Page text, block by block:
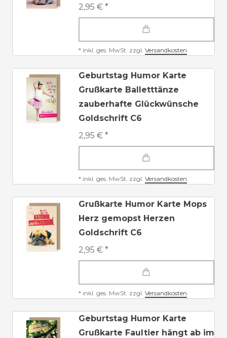
2,95 € *
* inkl. ges. MwSt. zzgl. Versandkosten
Geburtstag Humor Karte
Grußkarte Balletttänze
zauberhafte Glückwünsche
Goldschrift C6
2,95 € *
* inkl. ges. MwSt. zzgl. Versandkosten
Grußkarte Humor Karte Mops
Herz gemopst Herzen
Goldschrift C6
2,95 € *
* inkl. ges. MwSt. zzgl. Versandkosten
Geburtstag Humor Karte
Grußkarte Faultier hängt ab im